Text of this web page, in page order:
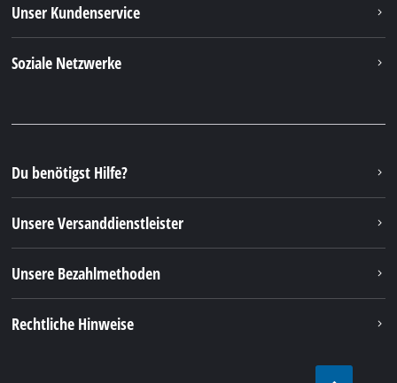
Unser Kundenservice
Soziale Netzwerke
Du benötigst Hilfe?
Unsere Versanddienstleister
Unsere Bezahlmethoden
Rechtliche Hinweise